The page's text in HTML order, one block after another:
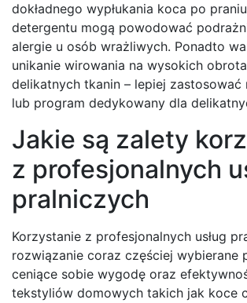
dokładnego wypłukania koca po
detergentu mogą powodować
alergie u osób wrażliwych. Ponadto
unikanie wirowania na wysokich
delikatnych tkanin – lepiej
lub program dedykowany dla
Jakie są zalety
z profesjonalnych
pralniczych
Korzystanie z profesjonalnych usług
rozwiązanie coraz częściej wybierane
ceniące sobie wygodę oraz
tekstyliów domowych takich jak koce